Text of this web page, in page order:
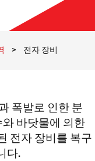
> 전자 장비
폭발로 인한 분
바닷물에 의한
전자 장비를 복구
다.